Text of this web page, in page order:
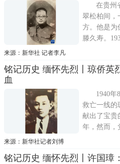
重壮烈牺
在贵州
翠松柏间，
方。他是为
滕久寿。
淞沪抗战
杀敌，后
出生在书
来源：新华社 记者李凡
铭记历史 缅怀先烈丨琼侨英
血
1940年
救亡一线的
献出了宝贵
年，然而，
记他。这
东文昌县(
来源：新华社记者刘博
铭记历史 缅怀先烈丨许国璋